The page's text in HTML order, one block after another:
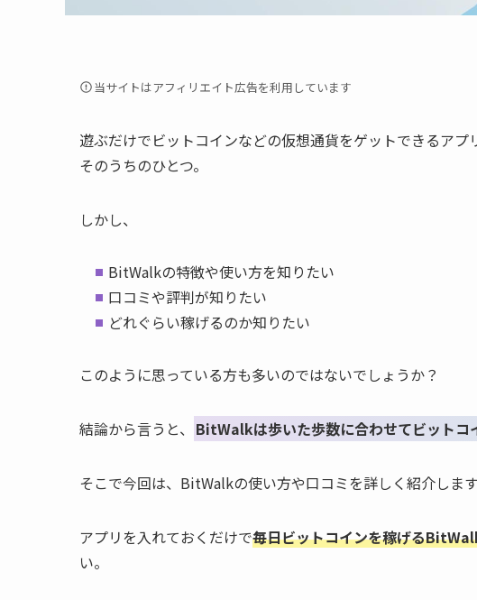
当サイトはアフィリエイト広告を利用しています
遊ぶだけでビットコインなどの仮想通貨をゲットできるア
そのうちのひとつ。
しかし、
BitWalkの特徴や使い方を知りたい
口コミや評判が知りたい
どれぐらい稼げるのか知りたい
このように思っている方も多いのではないでしょうか？
結論から言うと、 BitWalkは歩いた歩数に合わせてビットコ
そこで今回は、BitWalkの使い方や口コミを詳しく紹介します
アプリを入れておくだけで毎日ビットコインを稼げる
い。